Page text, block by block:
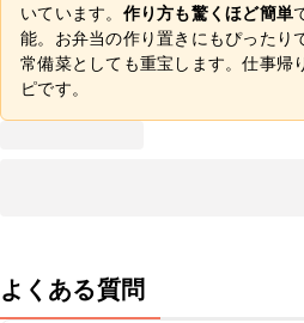
いています。 作り方も驚くほど簡単
能。お弁当の作り置きにもぴったり
常備菜としても重宝します。仕事帰
ピです。
よくある質問